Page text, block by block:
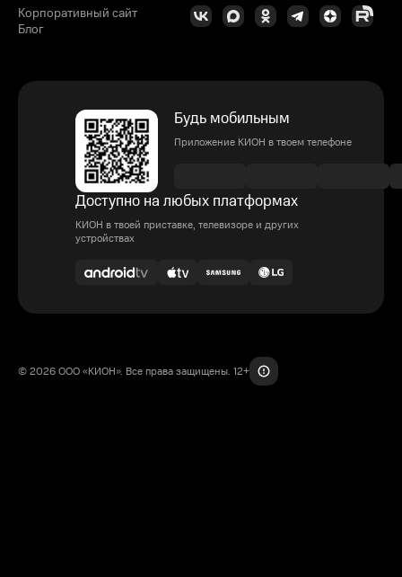
Корпоративный сайт
Блог
Будь мобильным
Приложение КИОН в твоем телефоне
Доступно на любых платформах
КИОН в твоей приставке, телевизоре и других
устройствах
© 2026 ООО «КИОН». Все права защищены. 12+